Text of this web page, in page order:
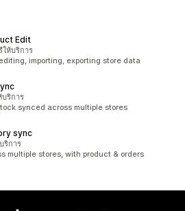
Edit
ห้บริการ
importing, exporting store data
ริการ
synced across multiple stores
sync
ริการ
multiple stores, with product & orders